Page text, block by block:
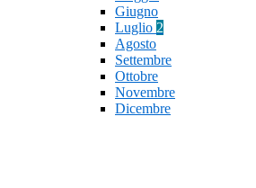
Giugno
Luglio 2
Agosto
Settembre
Ottobre
Novembre
Dicembre